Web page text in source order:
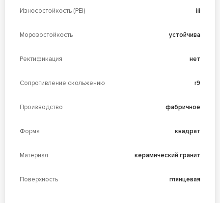
Износостойкость (PEI) iii
Морозостойкость устойчива
Ректификация нет
Сопротивление скольжению r9
Производство фабричное
Форма квадрат
Материал керамический гранит
Поверхность глянцевая